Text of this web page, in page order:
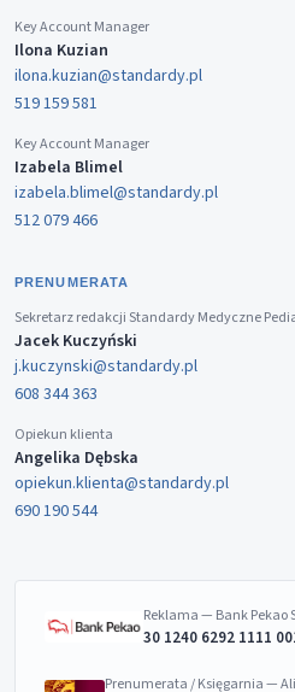
Key Account Manager
Ilona Kuzian
ilona.kuzian@standardy.pl
519 159 581
Key Account Manager
Izabela Blimel
izabela.blimel@standardy.pl
512 079 466
PRENUMERATA
Sekretarz redakcji Standardy Medyczne
Jacek Kuczyński
j.kuczynski@standardy.pl
608 344 363
Opiekun klienta
Angelika Dębska
opiekun.klienta@standardy.pl
690 190 544
Reklama — Bank Pekao
30 1240 6292 1111
Prenumerata / Księgarnia —